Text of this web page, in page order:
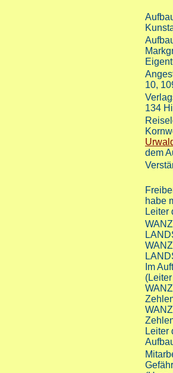
10,
134
dem
habe
Leiter
Im
Leiter